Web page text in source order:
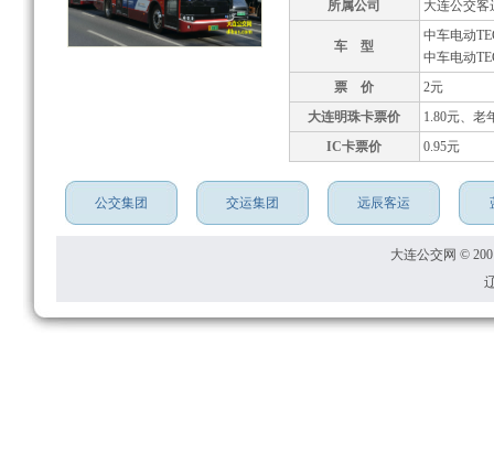
所属公司 大连公交客
车 型
中车电动
中车电动
票 价
2元
大连明珠卡票价
1.80元、老
IC卡票价
0.95元
公交集团 交运集团 远辰客运
大连公交网 ©